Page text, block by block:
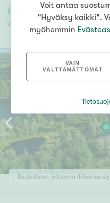
89 000,00 €
Velaton hinta
Rauhallinen ja luonnonläheinen
Voit antaa
"Hyväksy kaikki".
myöhemmin
VAIN
VÄLTTÄMÄTTÖMÄT